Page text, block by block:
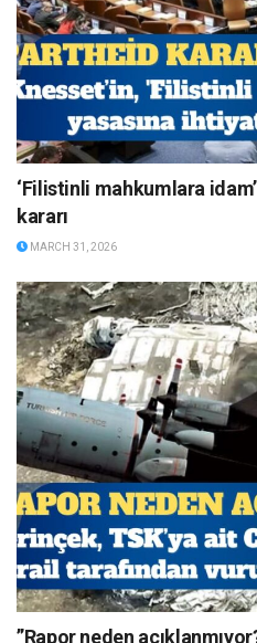
‘Filistinli mahkumlara
kararı
MARCH 31, 2026
”Rapor neden